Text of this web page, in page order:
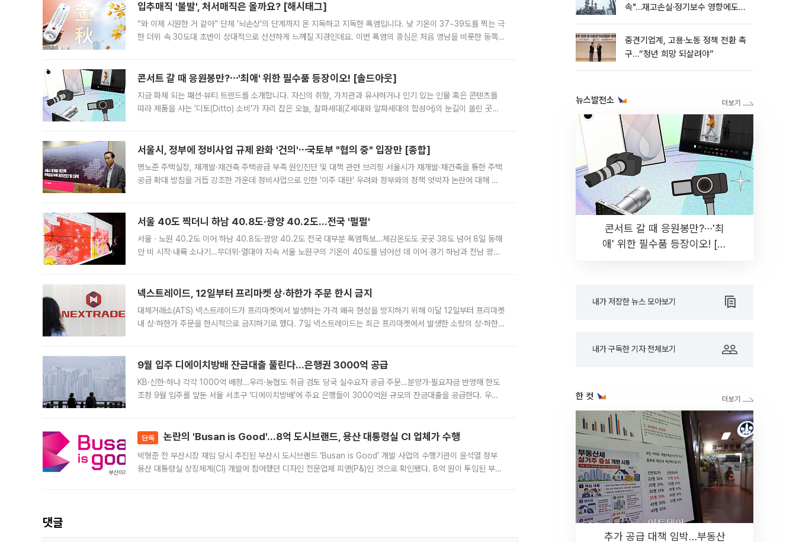
입추매직 '불발', 처서매직은 올까요? [해시태그]
“와 이제 시원한 거 같아” 단체 ‘뇌손상’의 단계까지 온 지독하고 지독한 폭염입니다. 낮 기온이 37~39도를 찍는 극
한 더위 속 30도대 초반이 상대적으로 선선하게 느껴질 지경인데요. 이번 폭염의 중심은 처음 영남을 비롯한 동쪽
콘서트 갈 때 응원봉만?⋯'최애' 위한 필수품 등장이오! [솔드아웃]
지금 화제 되는 패션·뷰티 트렌드를 소개합니다. 자신의 취향, 가치관과 유사하거나 인기 있는 인물 혹은 콘텐츠를
따라 제품을 사는 '디토(Ditto) 소비'가 자리 잡은 오늘, 잘파세대(Z세대와 알파세대의 합성어)의 눈길이 쏠린 곳은
서울시, 정부에 정비사업 규제 완화 '건의'⋯국토부 "협의 중" 입장만 [종합]
명노준 주택실장, 재개발·재건축 주택공급 부족 원인진단 및 대책 관련 브리핑 서울시가 재개발·재건축을 통한 주택
공급 확대 방침을 거듭 강조한 가운데 정비사업으로 인한 '이주 대란' 우려와 정부와의 정책 엇박자 논란에 대해 정
서울 40도 찍더니 하남 40.8도·광양 40.2도…전국 '펄펄'
서울ㆍ노원 40.2도 이어 하남 40.8도·광양 40.2도 전국 대부분 폭염특보…체감온도도 곳곳 38도 넘어 8일 동해
안 비 시작·내륙 소나기…무더위·열대야 지속 서울 노원구의 기온이 40도를 넘어선 데 이어 경기 하남과 전남 광양
넥스트레이드, 12일부터 프리마켓 상·하한가 주문 한시 금지
대체거래소(ATS) 넥스트레이드가 프리마켓에서 발생하는 가격 왜곡 현상을 방지하기 위해 이달 12일부터 프리마켓
내 상·하한가 주문을 한시적으로 금지하기로 했다. 7일 넥스트레이드는 최근 프리마켓에서 발생한 소량의 상·하한
9월 입주 디에이치방배 잔금대출 풀린다…은행권 3000억 공급
KB·신한·하나 각각 1000억 배정…우리·농협도 취급 검토 당국 실수요자 공급 주문…분양가·필요자금 반영해 한도
조정 9월 입주를 앞둔 서울 서초구 ‘디에이치방배’에 주요 은행들이 3000억원 규모의 잔금대출을 공급한다. 우리
단독 논란의 'Busan is Good'…8억 도시브랜드, 용산 대통령실 CI 업체가 수행
박형준 전 부산시장 재임 당시 추진된 부산시 도시브랜드 ‘Busan is Good’ 개발 사업의 수행기관이 윤석열 정부
용산 대통령실 상징체계(CI) 개발에 참여했던 디자인 전문업체 피앤(P&)인 것으로 확인됐다. 8억 원이 투입된 부산
댓글
속"…재고손실·정기보수 영향에도
중견기업계, 고용·노동 정책 전환 촉
구…“청년 희망 되살려야”
뉴스발전소
콘서트 갈 때 응원봉만?⋯'최
애' 위한 필수품 등장이오! [솔
내가 저장한 뉴스 모아보기
내가 구독한 기자 전체보기
한 컷
추가 공급 대책 임박…부동산